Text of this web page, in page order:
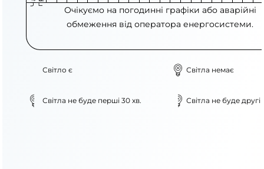
Очікуємо на погодинні графіки або аварійні
обмеження від оператора енергосистеми.
Світло є Світла немає
Світла не буде перші 30 хв. Світла не буде другі